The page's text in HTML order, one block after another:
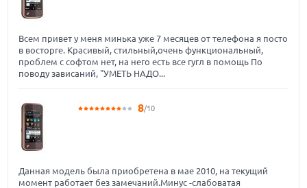
Всем привет у меня минька уже 7 месяцев от телефона я посто
в восторге. Красивый, стильный,очень функциональный,
проблем с софтом нет, на него есть все гугл в помощь По
поводу зависаний, "УМЕТЬ НАДО...
8/10
Данная модель была приобретена в мае 2010, на текущий
момент работает без замечаний.Минус -слабоватая